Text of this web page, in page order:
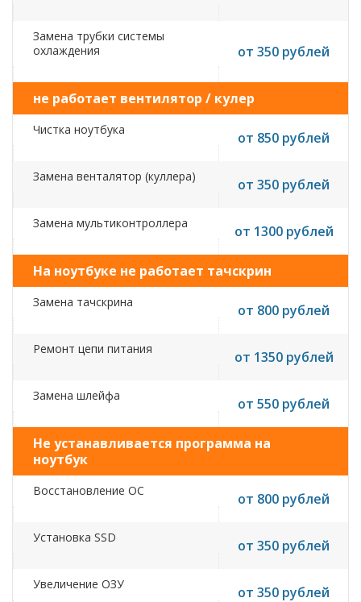
Замена трубки системы
охлаждения
от 350 рублей
не работает вентилятор / кулер
Чистка ноутбука от 850 рублей
Замена венталятор (куллера) от 350 рублей
Замена мультиконтроллера от 1300 рублей
На ноутбуке не работает тачскрин
Замена тачскрина от 800 рублей
Ремонт цепи питания от 1350 рублей
Замена шлейфа от 550 рублей
Не устанавливается программа на
ноутбук
Восстановление ОС от 800 рублей
Установка SSD от 350 рублей
Увеличение ОЗУ от 350 рублей